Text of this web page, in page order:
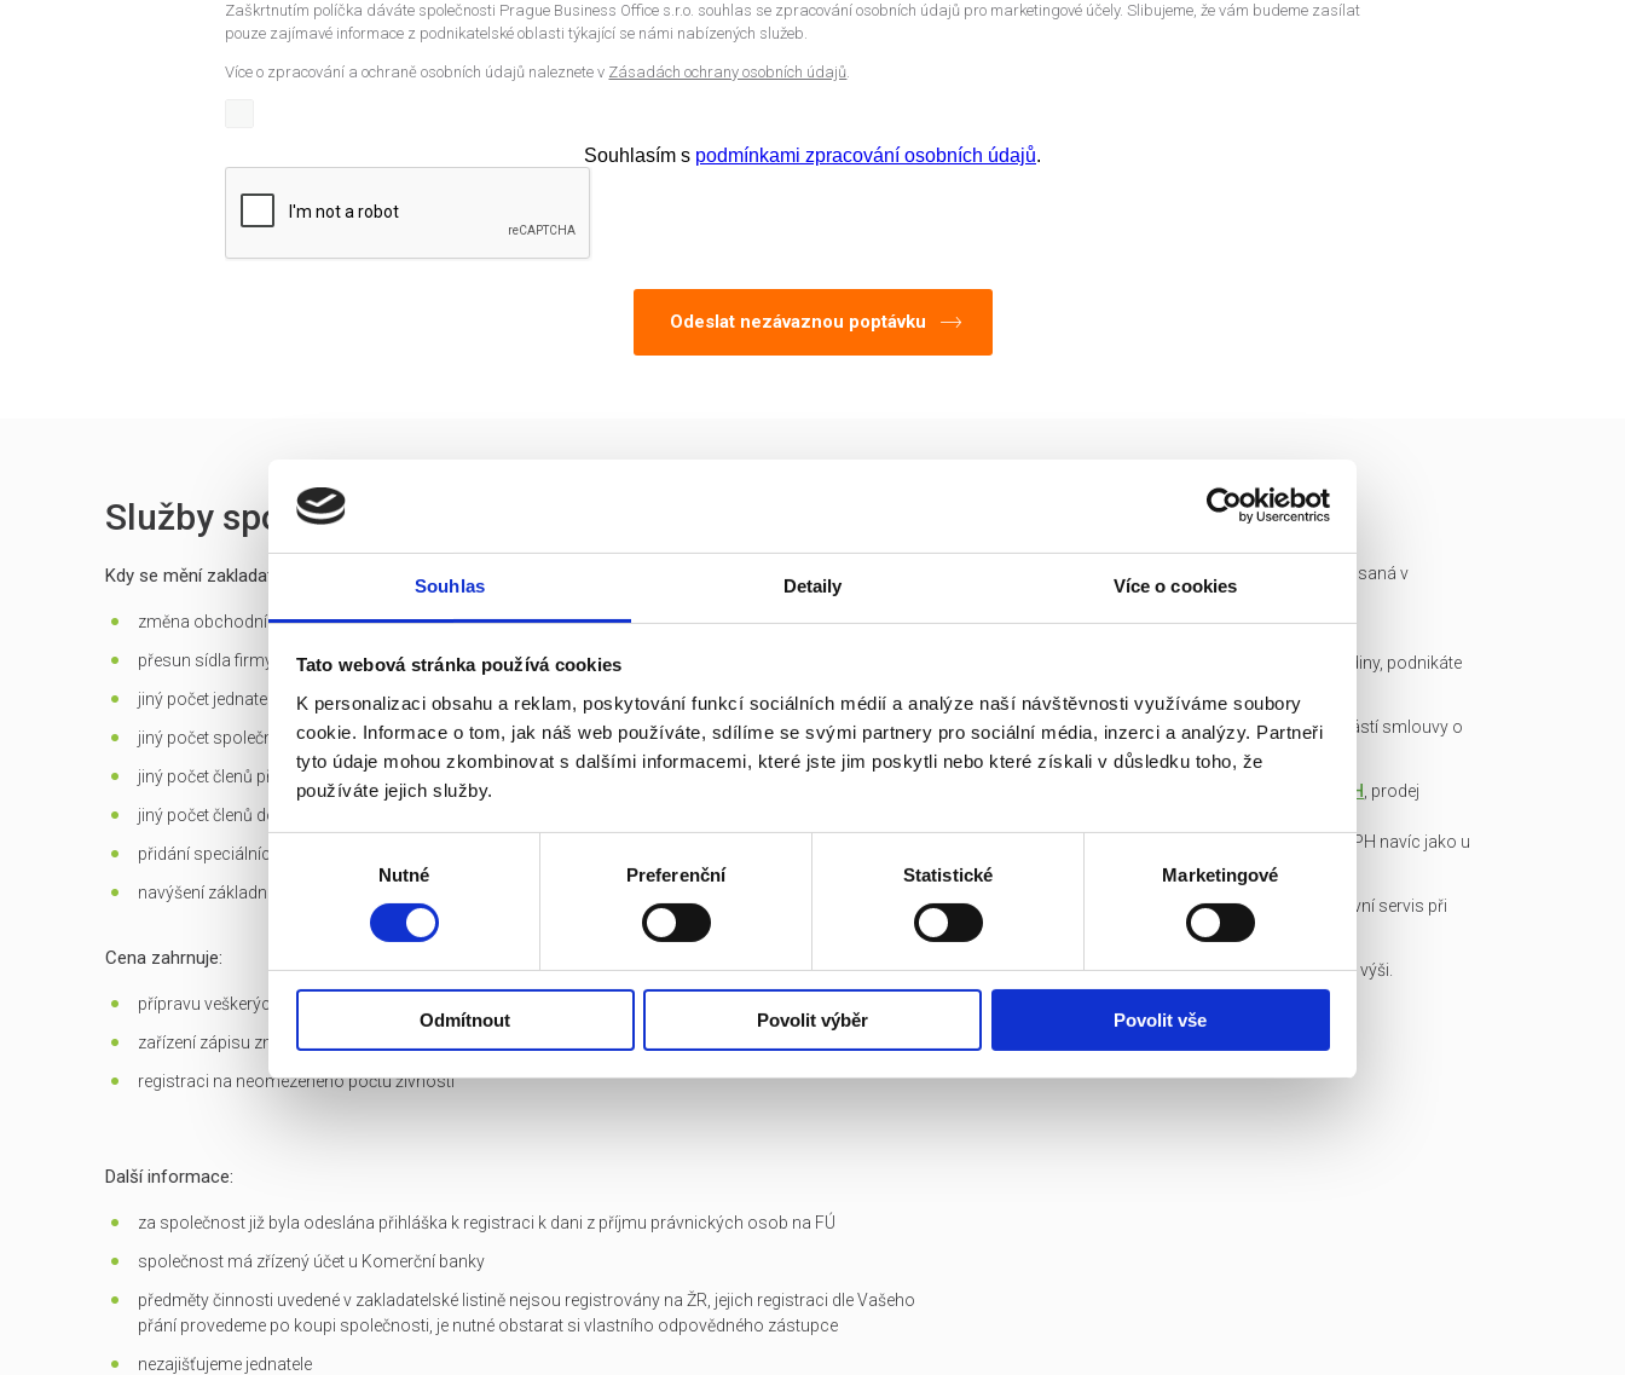
Souhlas Detaily Více o cookies
Tato webová stránka používá cookies
K personalizaci obsahu a reklam, poskytování funkcí sociálních médií a analýze naší návštěvnosti využíváme soubory
cookie. Informace o tom, jak náš web používáte, sdílíme se svými partnery pro sociální média, inzerci a analýzy. Partneři
tyto údaje mohou zkombinovat s dalšími informacemi, které jste jim poskytli nebo které získali v důsledku toho, že
používáte jejich služby.
Výběr
Nutné Preferenční Statistické Marketingové
Odmítnout Povolit výběr Povolit vše
Zaškrtnutím políčka dáváte společnosti Prague Business Office s.r.o. souhlas se zpracování osobních údajů pro marketingové účely. Slibujeme, že vám budeme zasílat
pouze zajímavé informace z podnikatelské oblasti týkající se námi nabízených služeb.
Více o zpracování a ochraně osobních údajů naleznete v Zásadách ochrany osobních údajů.
Souhlasím s podmínkami zpracování osobních údajů.
Služby spojené s prodejem
Kdy se mění zakladatelská listina?
změna obchodní firmy (jména) společnosti
přesun sídla firmy mimo Prahu
jiný počet jednatelů než 1 - u s.r.o.
jiný počet společníků než 1 - jen u s.r.o. založených do roku 2013 včetně
jiný počet členů představenstva než 1 v případě jediného akcionáře, než 3 v případě více akcionářů - u a.s.
jiný počet členů dozorčí rady než 3 - u a.s.
přidání speciálních
navýšení základního kapitálu
Cena zahrnuje:
přípravu veškerých dokumentů potřebných k převodu
zařízení zápisu změn do OR
registraci na neomezeného počtu živností
Další informace:
za společnost již byla odeslána přihláška k registraci k dani z příjmu právnických osob na FÚ
společnost má zřízený účet u Komerční banky
předměty činnosti uvedené v zakladatelské listině nejsou registrovány na ŽR, jejich registraci dle Vašeho
přání provedeme po koupi společnosti, je nutné obstarat si vlastního odpovědného zástupce
nezajišťujeme jednatele
Ready made společnost je zapsaná v
obchodním rejstříku a má IČ.
společnosti připravíme do hodiny, podnikáte
Garance bezdlužnosti je součástí smlouvy o
převodu obchodního podílu.
DPH , prodej
osvobozen, není nutné platit DPH navíc jako u
konkurence!
Veškerou administrativu a právní servis při
koupi/přepisu zařídíme my!
Základní kapitál splacen v plné výši.